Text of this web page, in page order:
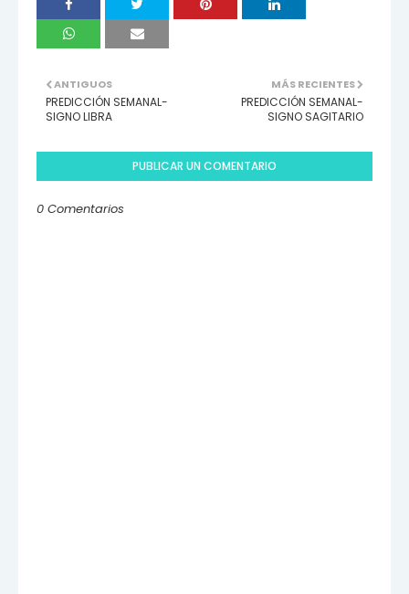
MÁS RECIENTES
PREDICCIÓN SEMANAL-
SIGNO SAGITARIO
ANTIGUOS
PREDICCIÓN SEMANAL-
SIGNO LIBRA
PUBLICAR UN COMENTARIO
0 Comentarios